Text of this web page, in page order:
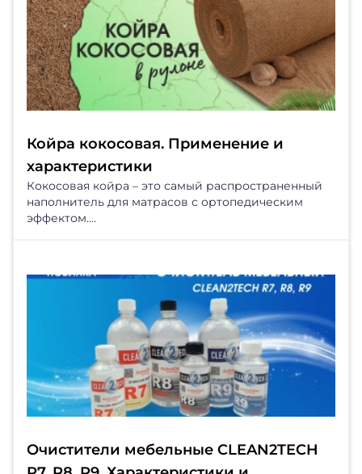
Койра кокосовая. Применение и
характеристики
Кокосовая койра – это самый распространенный
наполнитель для матрасов с ортопедическим
эффектом....
Очистители мебельные CLEAN2TECH